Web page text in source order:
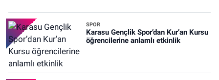
SPOR
Karasu Gençlik Spor’dan Kur’an Kursu
öğrencilerine anlamlı etkinlik